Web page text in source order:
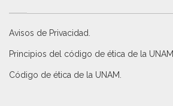
Avisos de Privacidad
Principios del código de ética de la UNAM
Código de ética de la UNAM